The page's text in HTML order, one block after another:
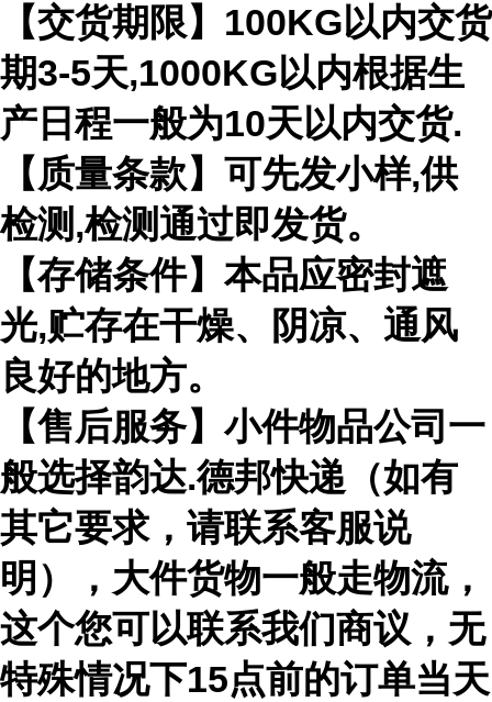
【交货期限】100KG以内交货
期3-5天,1000KG以内根据生
产日程一般为10天以内交货.
【质量条款】可先发小样,供
检测,检测通过即发货。
【存储条件】本品应密封遮
光,贮存在干燥、阴凉、通风
良好的地方。
【售后服务】小件物品公司一
般选择韵达.德邦快递（如有
其它要求，请联系客服说
明），大件货物一般走物流，
这个您可以联系我们商议，无
特殊情况下15点前的订单当天